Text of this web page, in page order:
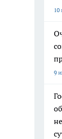
10
9